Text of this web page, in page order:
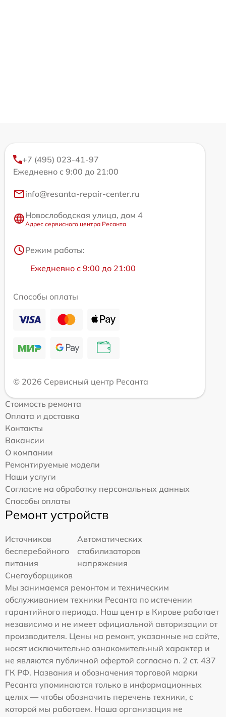
+7 (495) 023-41-97
Ежедневно с 9:00 до 21:00
info@resanta-repair-center.ru
Новослободская улица, дом 4
Адрес сервисного центра Ресанта
Режим работы:
Ежедневно с 9:00 до 21:00
Способы оплаты
© 2026 Сервисный центр Ресанта
Стоимость ремонта
Оплата и доставка
Контакты
Вакансии
О компании
Ремонтируемые модели
Наши услуги
Согласие на обработку персональных данных
Способы оплаты
Ремонт устройств
Источников
бесперебойного
питания
Автоматических
стабилизаторов
напряжения
Снегоуборщиков
Мы занимаемся ремонтом и техническим
обслуживанием техники Ресанта по истечении
гарантийного периода. Наш центр в Кирове работает
независимо и не имеет официальной авторизации от
производителя. Цены на ремонт, указанные на сайте,
носят исключительно ознакомительный характер и
не являются публичной офертой согласно п. 2 ст. 437
ГК РФ. Названия и обозначения торговой марки
Ресанта упоминаются только в информационных
целях — чтобы обозначить перечень техники, с
которой мы работаем. Наша организация не